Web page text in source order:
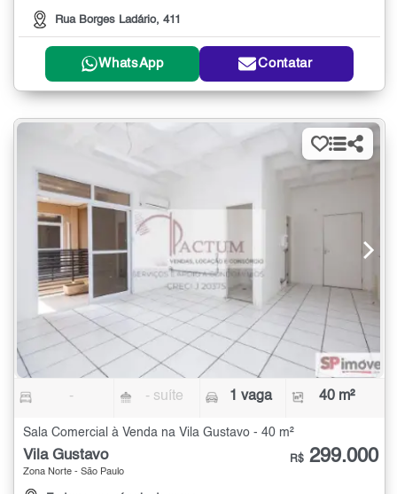
Rua Borges Ladário, 411
WhatsApp Contatar
- - suíte 1 vaga 40 m²
Sala Comercial à Venda na Vila Gustavo - 40 m²
Vila Gustavo
Zona Norte - São Paulo
R$ 299.000